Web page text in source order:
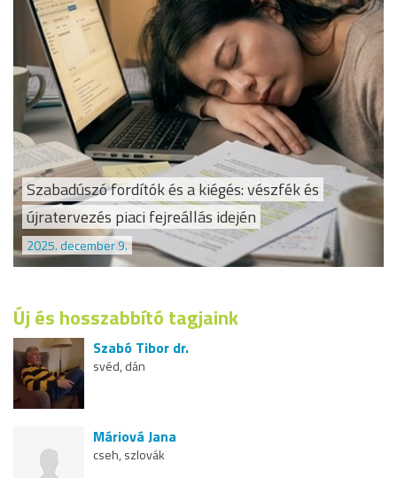
Szabadúszó fordítók és a kiégés: vészfék és
újratervezés piaci fejreállás idején
2025. december 9.
Új és hosszabbító tagjaink
Szabó Tibor dr.
svéd, dán
Máriová Jana
cseh, szlovák